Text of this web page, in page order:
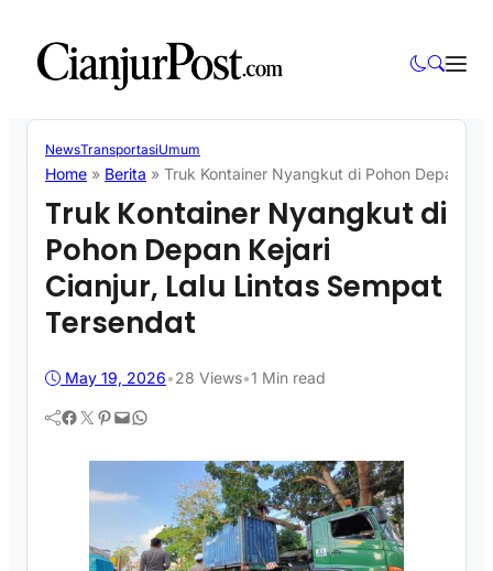
NewsTransportasiUmum
Home » Berita » Truk Kontainer Nyangkut di Pohon Depan
Truk Kontainer Nyangkut di
Pohon Depan Kejari
Cianjur, Lalu Lintas Sempat
Tersendat
May 19, 2026•28 Views•1 Min read
Facebook Twitter Pinterest Mail WhatsApp